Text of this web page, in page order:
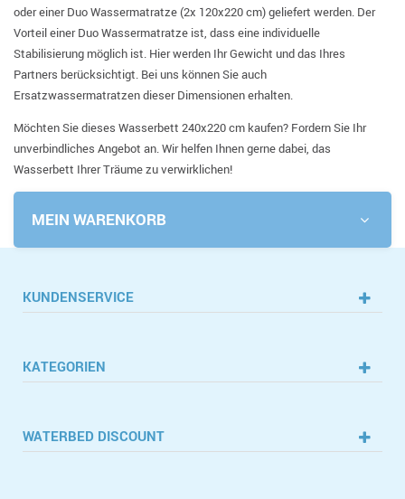
oder einer Duo Wassermatratze (2x 120x220 cm) geliefert werden. Der
Vorteil einer Duo Wassermatratze ist, dass eine individuelle
Stabilisierung möglich ist. Hier werden Ihr Gewicht und das Ihres
Partners berücksichtigt. Bei uns können Sie auch
Ersatzwassermatratzen dieser Dimensionen erhalten.
Möchten Sie dieses Wasserbett 240x220 cm kaufen? Fordern Sie Ihr
unverbindliches Angebot an. Wir helfen Ihnen gerne dabei, das
Wasserbett Ihrer Träume zu verwirklichen!
MEIN WARENKORB
KUNDENSERVICE
KATEGORIEN
WATERBED DISCOUNT